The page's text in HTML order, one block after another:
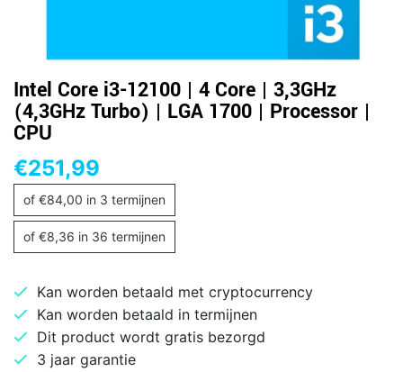
Intel Core i3-12100 | 4 Core | 3,3GHz
(4,3GHz Turbo) | LGA 1700 | Processor |
CPU
€251,99
of €84,00 in 3 termijnen
of €8,36 in 36 termijnen
Kan worden betaald met cryptocurrency
Kan worden betaald in termijnen
Dit product wordt gratis bezorgd
3 jaar garantie